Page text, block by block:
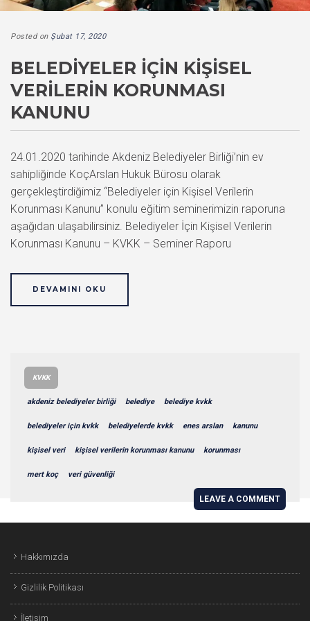
Posted on Şubat 17, 2020
BELEDIYELER IÇIN KIŞISEL
VERILERIN KORUNMASI
KANUNU
24.01.2020 tarihinde Akdeniz Belediyeler Birliği’nin ev
sahipliğinde KoçArslan Hukuk Bürosu olarak
gerçekleştirdiğimiz “Belediyeler için Kişisel Verilerin
Korunması Kanunu” konulu eğitim seminerimizin raporuna
aşağıdan ulaşabilirsiniz. Belediyeler İçin Kişisel Verilerin
Korunması Kanunu – KVKK – Seminer Raporu
DEVAMINI OKU
KVKK
akdeniz belediyeler birliği belediye belediye kvkk
belediyeler için kvkk belediyelerde kvkk enes arslan kanunu
kişisel veri kişisel verilerin korunması kanunu korunması
mert koç veri güvenliği
LEAVE A COMMENT
Hakkımızda
Gizlilik Politikası
İletişim